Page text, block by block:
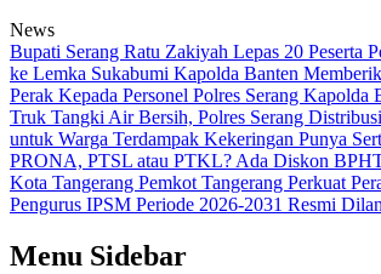
News
Bupati Serang Ratu Zakiyah Lepas 20 Peserta
ke Lemka Sukabumi Kapolda Banten
Perak Kepada Personel Polres Serang Kapolda
Truk Tangki Air Bersih, Polres Serang
untuk Warga Terdampak Kekeringan Punya
PRONA, PTSL atau PTKL? Ada Diskon
Kota Tangerang Pemkot Tangerang Perkuat
Pengurus IPSM Periode 2026-2031 Resmi
Menu Sidebar